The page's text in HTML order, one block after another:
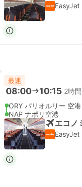
EasyJet
最速
08:00 10:15 2時
ORY パリオルリー 空港
NAP ナポリ空港
エコノ
EasyJet